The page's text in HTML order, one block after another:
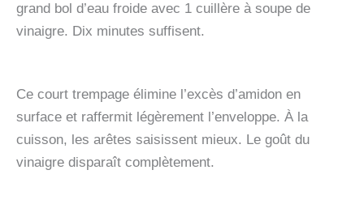
grand bol d’eau froide avec 1 cuillère à soupe de
vinaigre. Dix minutes suffisent.
Ce court trempage élimine l’excès d’amidon en
surface et raffermit légèrement l’enveloppe. À la
cuisson, les arêtes saisissent mieux. Le goût du
vinaigre disparaît complètement.